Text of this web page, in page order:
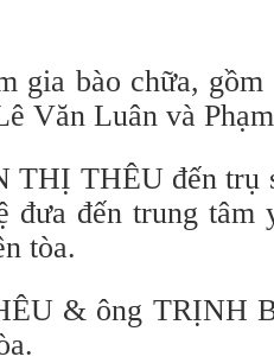
gia bào chữa,
Văn Luân và
THỊ THÊU đến trụ
đưa đến trung tâm
tòa.
& ông TRỊNH